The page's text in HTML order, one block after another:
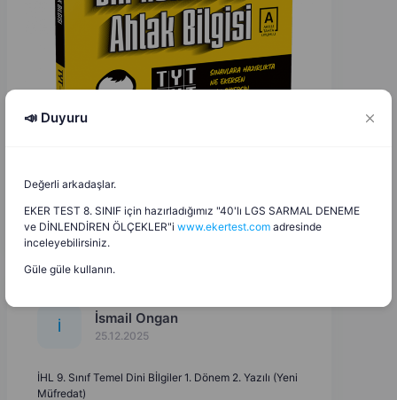
İ İsmail Ongan
25.12.2025
İHL 9. Sınıf Temel Dini Bİlgiler 1. Dönem 2. Yazılı (Yeni
Müfredat)
📣 Duyuru
Değerli arkadaşlar.
EKER TEST 8. SINIF için hazırladığımız "40'lı LGS SARMAL DENEME
ve DİNLENDİREN ÖLÇEKLER"i www.ekertest.com adresinde
inceleyebilirsiniz.
Güle güle kullanın.